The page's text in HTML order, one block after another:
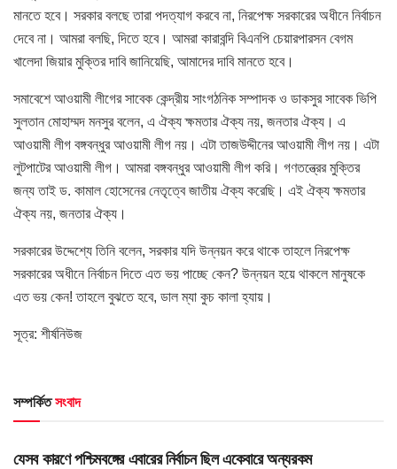
মানতে হবে। সরকার বলছে তারা পদত্যাগ করবে না, নিরপেক্ষ সরকারের অধীনে নির্বাচন
দেবে না। আমরা বলছি, দিতে হবে। আমরা কারাবন্দি বিএনপি চেয়ারপারসন বেগম
খালেদা জিয়ার মুক্তির দাবি জানিয়েছি, আমাদের দাবি মানতে হবে।
সমাবেশে আওয়ামী লীগের সাবেক কেন্দ্রীয় সাংগঠনিক সম্পাদক ও ডাকসুর সাবেক ভিপি
সুলতান মোহাম্মদ মনসুর বলেন, এ ঐক্য ক্ষমতার ঐক্য নয়, জনতার ঐক্য। এ
আওয়ামী লীগ বঙ্গবন্ধুর আওয়ামী লীগ নয়। এটা তাজউদ্দীনের আওয়ামী লীগ নয়। এটা
লুটপাটের আওয়ামী লীগ। আমরা বঙ্গবন্ধুর আওয়ামী লীগ করি। গণতন্ত্রের মুক্তির
জন্য তাই ড. কামাল হোসেনের নেতৃত্বে জাতীয় ঐক্য করেছি। এই ঐক্য ক্ষমতার
ঐক্য নয়, জনতার ঐক্য।
সরকারের উদ্দেশ্যে তিনি বলেন, সরকার যদি উন্নয়ন করে থাকে তাহলে নিরপেক্ষ
সরকারের অধীনে নির্বাচন দিতে এত ভয় পাচ্ছে কেন? উন্নয়ন হয়ে থাকলে মানুষকে
এত ভয় কেন! তাহলে বুঝতে হবে, ডাল ম্যা কুচ কালা হ্যায়।
সূত্র: শীর্ষনিউজ
সম্পর্কিতসংবাদ
HOME POST
যেসব কারণে পশ্চিমবঙ্গের এবারের নির্বাচন ছিল একেবারে অন্যরকম